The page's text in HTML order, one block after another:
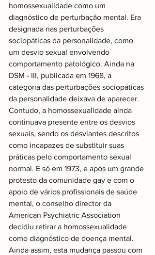
homossexualidade como um
diagnóstico de perturbação mental. Era
designada nas perturbações
sociopáticas da personalidade, como
um desvio sexual envolvendo
comportamento patológico. Ainda na
DSM - III, publicada em 1968, a
categoria das perturbações sociopáticas
da personalidade deixava de aparecer.
Contudo, a homossexualidade ainda
continuava presente entre os desvios
sexuais, sendo os desviantes descritos
como incapazes de substituir suas
práticas pelo comportamento sexual
normal. E só em 1973, e após um grande
protesto da comunidade gay e com o
apoio de vários profissionais de saúde
mental, o conselho director da
American Psychiatric Association
decidiu retirar a homossexualidade
como diagnóstico de doença mental.
Ainda assim, esta mudança passou com